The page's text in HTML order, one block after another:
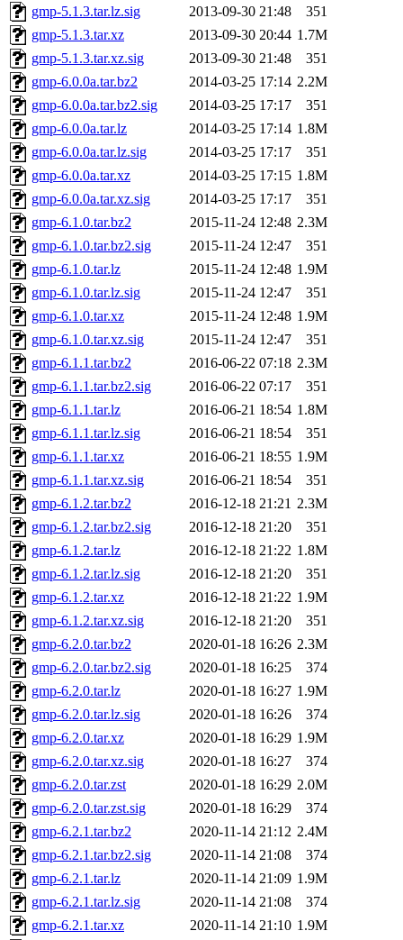
gmp-5.1.3.tar.lz.sig 2013-09-30 21:48
351
gmp-5.1.3.tar.xz
2013-09-30 20:44 1.7M
gmp-5.1.3.tar.xz.sig
2013-09-30 21:48
351
gmp-6.0.0a.tar.bz2
2014-03-25 17:14 2.2M
gmp-6.0.0a.tar.bz2.sig
2014-03-25 17:17
351
gmp-6.0.0a.tar.lz
2014-03-25 17:14 1.8M
gmp-6.0.0a.tar.lz.sig
2014-03-25 17:17
351
gmp-6.0.0a.tar.xz
2014-03-25 17:15 1.8M
gmp-6.0.0a.tar.xz.sig
2014-03-25 17:17
351
gmp-6.1.0.tar.bz2
2015-11-24 12:48 2.3M
gmp-6.1.0.tar.bz2.sig
2015-11-24 12:47
351
gmp-6.1.0.tar.lz
2015-11-24 12:48 1.9M
gmp-6.1.0.tar.lz.sig
2015-11-24 12:47
351
gmp-6.1.0.tar.xz
2015-11-24 12:48 1.9M
gmp-6.1.0.tar.xz.sig
2015-11-24 12:47
351
gmp-6.1.1.tar.bz2
2016-06-22 07:18 2.3M
gmp-6.1.1.tar.bz2.sig
2016-06-22 07:17
351
gmp-6.1.1.tar.lz
2016-06-21 18:54 1.8M
gmp-6.1.1.tar.lz.sig
2016-06-21 18:54
351
gmp-6.1.1.tar.xz
2016-06-21 18:55 1.9M
gmp-6.1.1.tar.xz.sig
2016-06-21 18:54
351
gmp-6.1.2.tar.bz2
2016-12-18 21:21 2.3M
gmp-6.1.2.tar.bz2.sig
2016-12-18 21:20
351
gmp-6.1.2.tar.lz
2016-12-18 21:22 1.8M
gmp-6.1.2.tar.lz.sig
2016-12-18 21:20
351
gmp-6.1.2.tar.xz
2016-12-18 21:22 1.9M
gmp-6.1.2.tar.xz.sig
2016-12-18 21:20
351
gmp-6.2.0.tar.bz2
2020-01-18 16:26 2.3M
gmp-6.2.0.tar.bz2.sig
2020-01-18 16:25
374
gmp-6.2.0.tar.lz
2020-01-18 16:27 1.9M
gmp-6.2.0.tar.lz.sig
2020-01-18 16:26
374
gmp-6.2.0.tar.xz
2020-01-18 16:29 1.9M
gmp-6.2.0.tar.xz.sig
2020-01-18 16:27
374
gmp-6.2.0.tar.zst
2020-01-18 16:29 2.0M
gmp-6.2.0.tar.zst.sig
2020-01-18 16:29
374
gmp-6.2.1.tar.bz2
2020-11-14 21:12 2.4M
gmp-6.2.1.tar.bz2.sig
2020-11-14 21:08
374
gmp-6.2.1.tar.lz
2020-11-14 21:09 1.9M
gmp-6.2.1.tar.lz.sig
2020-11-14 21:08
374
gmp-6.2.1.tar.xz
2020-11-14 21:10 1.9M